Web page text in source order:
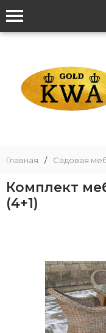
Главная / Садовая
Комплект
(4+1)